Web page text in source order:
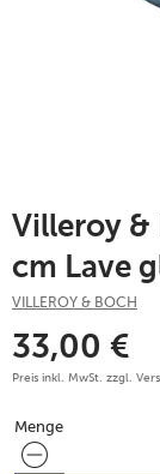
Villeroy &
cm Lave
VILLEROY & BOCH
33,00 €
Preis inkl. MwSt. zzgl.
Menge
Menge